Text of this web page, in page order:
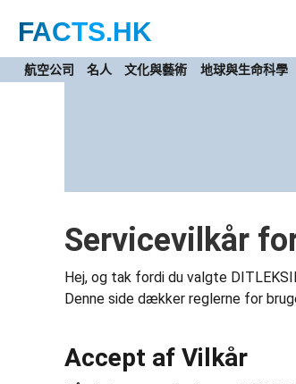
FACTS.HK
航空公司 名人 文化與藝術 地球與生命科學
Servicevilkår
Hej, og tak fordi du valgte
Denne side dækker reglerne for
Accept af Vilkår